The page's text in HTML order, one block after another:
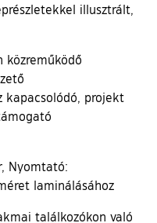
illusztrált,
közreműködő
kapacsolódó, projekt
Nyomtató:
laminálásához
találkozókon való